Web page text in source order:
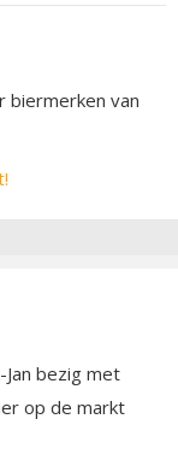
biermerken van
bezig met
op de markt